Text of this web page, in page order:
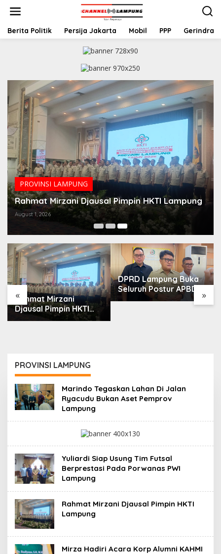
t
Berita Politik Persija Jakarta Mobil PPP Gerindra
PROVINSI LAMPUNG
Rahmat Mirzani Djausal Pimpin HKTI Lampung
August 1, 2026
« »
Rahmat Mirzani
Djausal Pimpin HKTI
Lampung
DPRD Lampung Buka
Seluruh Postur APBD,
Giri: Uang Rakyat
Harus Tepat Sasaran
PROVINSI LAMPUNG
Marindo Tegaskan Lahan Di Jalan
Ryacudu Bukan Aset Pemprov
Lampung
Yuliardi Siap Usung Tim Futsal
Berprestasi Pada Porwanas PWI
Lampung
Rahmat Mirzani Djausal Pimpin HKTI
Lampung
Mirza Hadiri Acara Korp Alumni KAHMI